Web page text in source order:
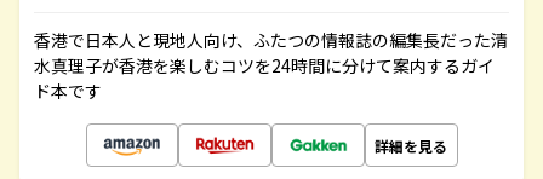
香港で日本人と現地人向け、ふたつの情報誌の編集長だった清
水真理子が香港を楽しむコツを24時間に分けて案内するガイ
ド本です
詳細を見る